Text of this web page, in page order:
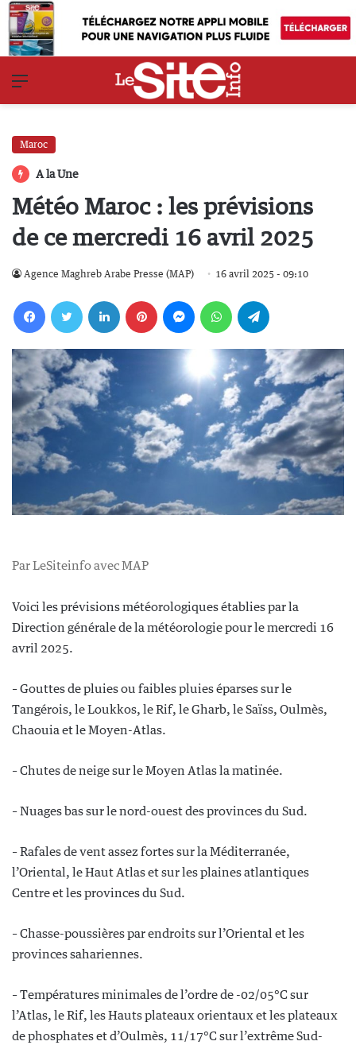
Maroc
A la Une
Météo Maroc : les prévisions
de ce mercredi 16 avril 2025
Agence Maghreb Arabe Presse (MAP) 16 avril 2025 - 09:10
Par LeSiteinfo avec MAP
Voici les prévisions météorologiques établies par la
Direction générale de la météorologie pour le mercredi 16
avril 2025.
– Gouttes de pluies ou faibles pluies éparses sur le
Tangérois, le Loukkos, le Rif, le Gharb, le Saïss, Oulmès,
Chaouia et le Moyen-Atlas.
– Chutes de neige sur le Moyen Atlas la matinée.
– Nuages bas sur le nord-ouest des provinces du Sud.
– Rafales de vent assez fortes sur la Méditerranée,
l’Oriental, le Haut Atlas et sur les plaines atlantiques
Centre et les provinces du Sud.
– Chasse-poussières par endroits sur l’Oriental et les
provinces sahariennes.
– Températures minimales de l’ordre de -02/05°C sur
l’Atlas, le Rif, les Hauts plateaux orientaux et les plateaux
de phosphates et d’Oulmès, 11/17°C sur l’extrême Sud-